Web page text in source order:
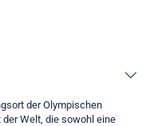
der Olympischen
Welt, die sowohl eine